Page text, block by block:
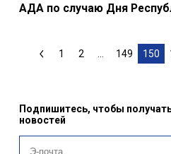
АДА по случаю Дня
1 2 ... 149 150
Подпишитесь, чтобы
новостей